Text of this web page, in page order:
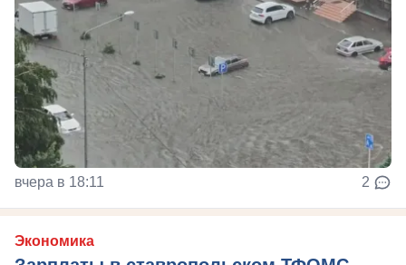
вчера в 18:11 2
Экономика